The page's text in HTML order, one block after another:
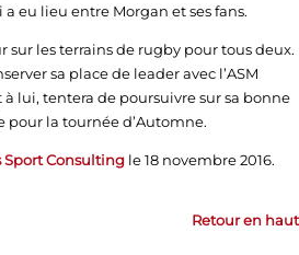
eu lieu entre Morgan et ses fans.
sur les terrains de rugby pour tous deux.
sa place de leader avec l’ASM
lui, tentera de poursuivre sur sa bonne
la tournée d’Automne.
Sport Consulting le 18 novembre 2016.
Retour en haut